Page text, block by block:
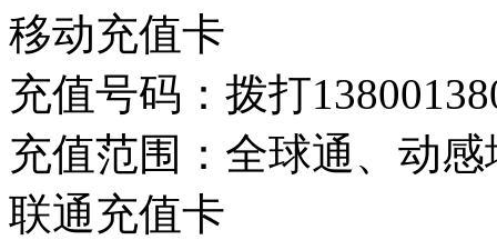
移动充值卡
充值号码：拨打
充值范围：全球通、动
联通充值卡